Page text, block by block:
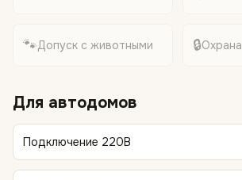
🐾Допуск с животными 🔒Охрана
Для автодомов
Подключение 220В